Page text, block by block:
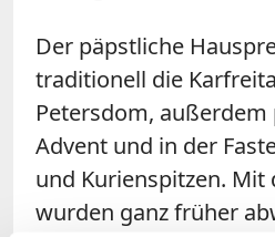
Der päpstliche
traditionell die
Petersdom,
Advent und in der
und Kurienspitzen. Mit
wurden ganz früher